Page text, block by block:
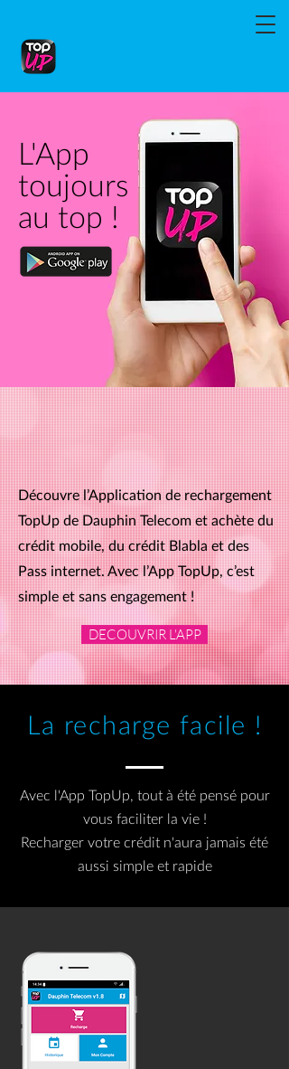
L'App
toujours
au top !
Découvre l’Application de rechargement
TopUp de Dauphin Telecom et achète du
crédit mobile, du crédit Blabla et des
Pass internet. Avec l’App TopUp, c’est
simple et sans engagement !
DECOUVRIR L'APP
La recharge facile !
Avec l'App TopUp, tout à été pensé pour
vous faciliter la vie !
Recharger votre crédit n'aura jamais été
aussi simple et rapide